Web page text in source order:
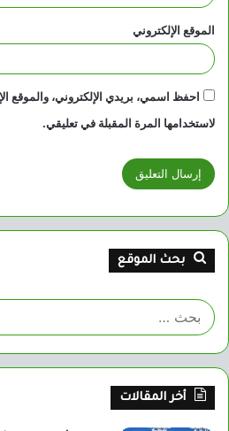
الموقع الإلكتروني
احفظ اسمي، بريدي الإلكتروني، والموقع
لاستخدامها المرة المقبلة في تعليقي.
بحث الموقع
أخر المقالات